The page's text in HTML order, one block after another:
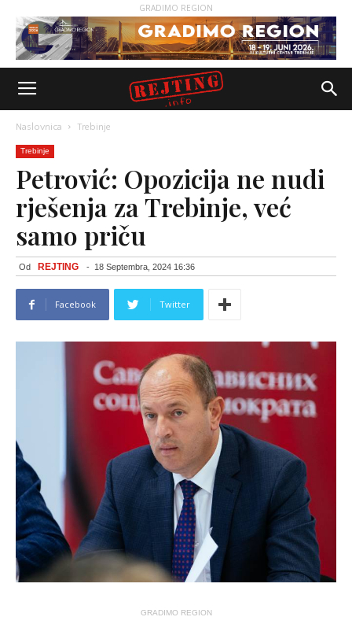
GRADIMO REGION
Naslovnica Trebinje
Trebinje
Petrović: Opozicija ne nudi
rješenja za Trebinje, već
samo priču
Od REJTING - 18 Septembra, 2024 16:36
Facebook Twitter
GRADIMO REGION